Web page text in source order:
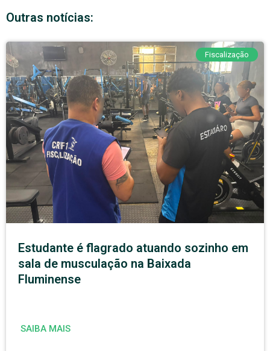
Outras notícias:
Fiscalização
Estudante é flagrado atuando sozinho em
sala de musculação na Baixada
Fluminense
SAIBA MAIS